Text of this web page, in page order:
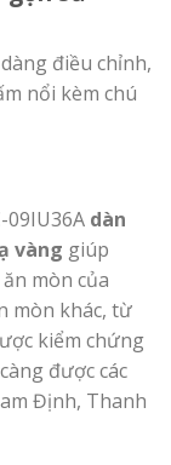
điều chỉnh,
nổi kèm chú
09IU36A dàn
vàng giúp
mòn của
mòn khác, từ
kiểm chứng
được các
Định, Thanh